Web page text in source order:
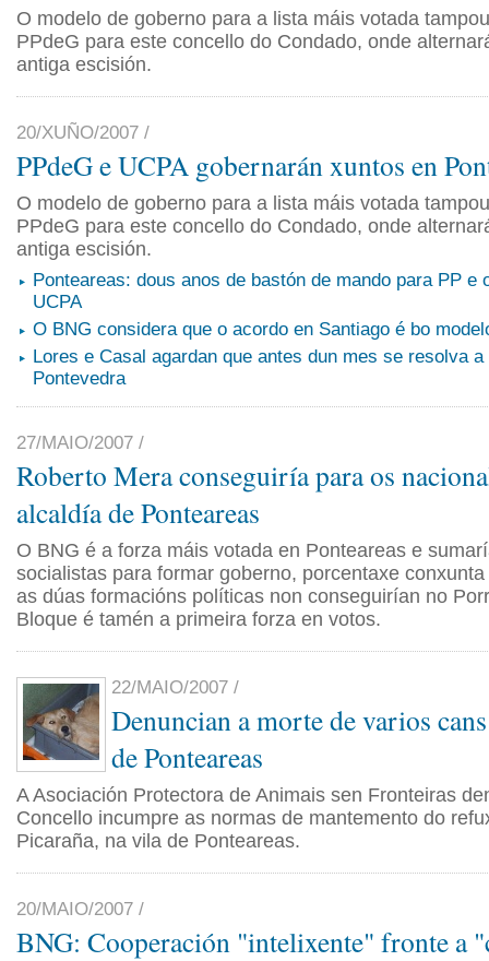
O modelo de goberno para a lista máis votada
PPdeG para este concello do Condado, onde
antiga escisión.
20/XUÑO/2007 /
PPdeG e UCPA gobernarán xuntos en
O modelo de goberno para a lista máis votada
PPdeG para este concello do Condado, onde
antiga escisión.
Ponteareas: dous anos de bastón de mando para PP e
UCPA
O BNG considera que o acordo en Santiago é bo
Lores e Casal agardan que antes dun mes se resolva
Pontevedra
27/MAIO/2007 /
Roberto Mera conseguiría para os
alcaldía de Ponteareas
O BNG é a forza máis votada en Ponteareas e
socialistas para formar goberno, porcentaxe
as dúas formacións políticas non conseguirían no
Bloque é tamén a primeira forza en votos.
22/MAIO/2007 /
Denuncian a morte de varios
de Ponteareas
A Asociación Protectora de Animais sen Fronteiras
Concello incumpre as normas de mantemento do
Picaraña, na vila de Ponteareas.
20/MAIO/2007 /
BNG: Cooperación "intelixente" fronte a